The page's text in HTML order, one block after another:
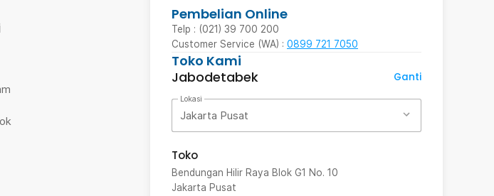
Pembelian Online
Telp : (021) 39 700 200
Customer Service (WA) : 0899 721 7050
Toko Kami
Jabodetabek
Ganti
Lokasi
Jakarta Pusat
Toko
Bendungan Hilir Raya Blok G1 No. 10
Jakarta Pusat